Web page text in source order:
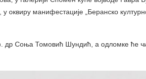
оквиру манифестације „Беранско
др Соња Томовић Шундић, а одломке ће